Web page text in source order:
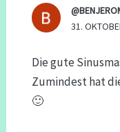
31.
Die gute
Zumindest hat
🙂